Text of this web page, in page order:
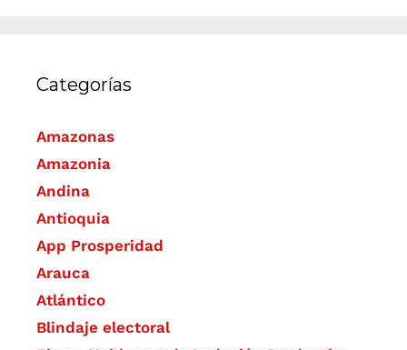
Categorías
Amazonas
Amazonia
Andina
Antioquia
App Prosperidad
Arauca
Atlántico
Blindaje electoral